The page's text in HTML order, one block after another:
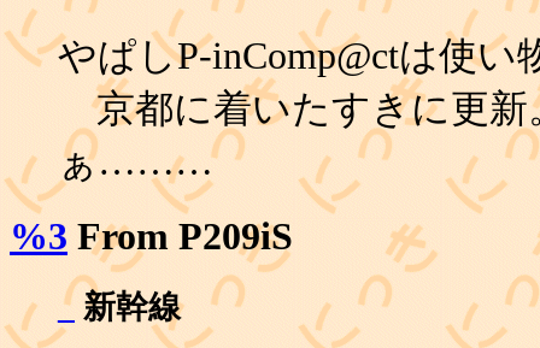
やぱしP-inComp@ctは使
京都に着いたすきに更
ぁ………
%3 From P209iS
_ 新幹線